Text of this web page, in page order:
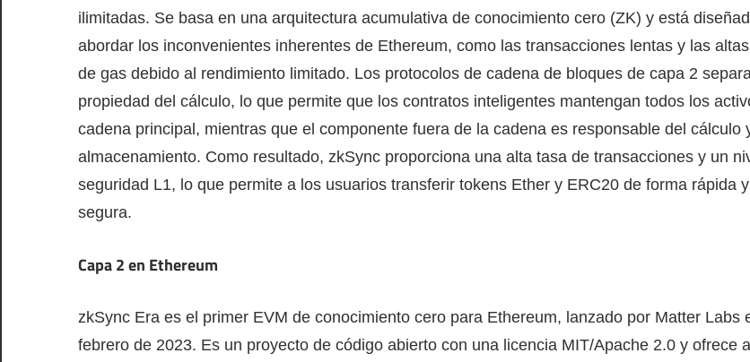
ilimitadas. Se basa en una arquitectura acumulativa de conocimiento cero (ZK) y está
abordar los inconvenientes inherentes de Ethereum, como las transacciones lentas y las
de gas debido al rendimiento limitado. Los protocolos de cadena de bloques de capa 2
propiedad del cálculo, lo que permite que los contratos inteligentes mantengan todos los
cadena principal, mientras que el componente fuera de la cadena es responsable del cálculo
almacenamiento. Como resultado, zkSync proporciona una alta tasa de transacciones y un
seguridad L1, lo que permite a los usuarios transferir tokens Ether y ERC20 de forma rápida y
segura.
Capa 2 en Ethereum
zkSync Era es el primer EVM de conocimiento cero para Ethereum, lanzado por Matter Labs
febrero de 2023. Es un proyecto de código abierto con una licencia MIT/Apache 2.0 y ofrece